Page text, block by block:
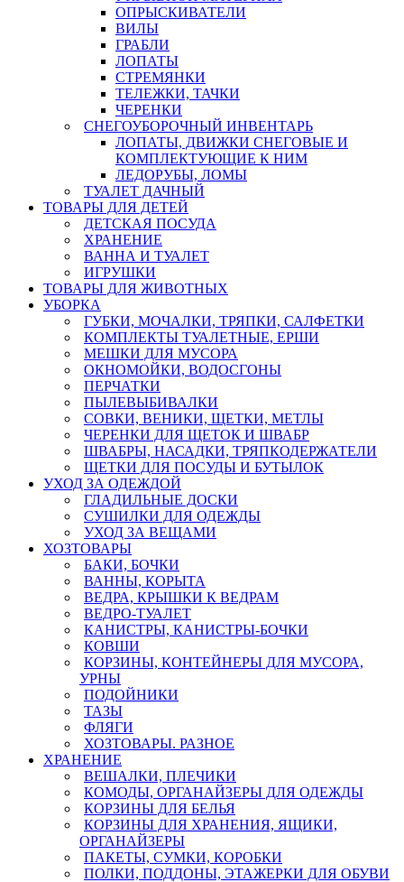
ОПРЫСКИВАТЕЛИ
ВИЛЫ
ГРАБЛИ
ЛОПАТЫ
СТРЕМЯНКИ
ТЕЛЕЖКИ, ТАЧКИ
ЧЕРЕНКИ
СНЕГОУБОРОЧНЫЙ ИНВЕНТАРЬ
ЛОПАТЫ, ДВИЖКИ СНЕГОВЫЕ И
КОМПЛЕКТУЮЩИЕ К НИМ
ЛЕДОРУБЫ, ЛОМЫ
ТУАЛЕТ ДАЧНЫЙ
ТОВАРЫ ДЛЯ ДЕТЕЙ
ДЕТСКАЯ ПОСУДА
ХРАНЕНИЕ
ВАННА И ТУАЛЕТ
ИГРУШКИ
ТОВАРЫ ДЛЯ ЖИВОТНЫХ
УБОРКА
ГУБКИ, МОЧАЛКИ, ТРЯПКИ, САЛФЕТКИ
КОМПЛЕКТЫ ТУАЛЕТНЫЕ, ЕРШИ
МЕШКИ ДЛЯ МУСОРА
ОКНОМОЙКИ, ВОДОСГОНЫ
ПЕРЧАТКИ
ПЫЛЕВЫБИВАЛКИ
СОВКИ, ВЕНИКИ, ЩЕТКИ, МЕТЛЫ
ЧЕРЕНКИ ДЛЯ ЩЕТОК И ШВАБР
ШВАБРЫ, НАСАДКИ, ТРЯПКОДЕРЖАТЕЛИ
ЩЕТКИ ДЛЯ ПОСУДЫ И БУТЫЛОК
УХОД ЗА ОДЕЖДОЙ
ГЛАДИЛЬНЫЕ ДОСКИ
СУШИЛКИ ДЛЯ ОДЕЖДЫ
УХОД ЗА ВЕЩАМИ
ХОЗТОВАРЫ
БАКИ, БОЧКИ
ВАННЫ, КОРЫТА
ВЕДРА, КРЫШКИ К ВЕДРАМ
ВЕДРО-ТУАЛЕТ
КАНИСТРЫ, КАНИСТРЫ-БОЧКИ
КОВШИ
КОРЗИНЫ, КОНТЕЙНЕРЫ ДЛЯ МУСОРА,
УРНЫ
ПОДОЙНИКИ
ТАЗЫ
ФЛЯГИ
ХОЗТОВАРЫ. РАЗНОЕ
ХРАНЕНИЕ
ВЕШАЛКИ, ПЛЕЧИКИ
КОМОДЫ, ОРГАНАЙЗЕРЫ ДЛЯ ОДЕЖДЫ
КОРЗИНЫ ДЛЯ БЕЛЬЯ
КОРЗИНЫ ДЛЯ ХРАНЕНИЯ, ЯЩИКИ,
ОРГАНАЙЗЕРЫ
ПАКЕТЫ, СУМКИ, КОРОБКИ
ПОЛКИ, ПОДДОНЫ, ЭТАЖЕРКИ ДЛЯ ОБУВИ